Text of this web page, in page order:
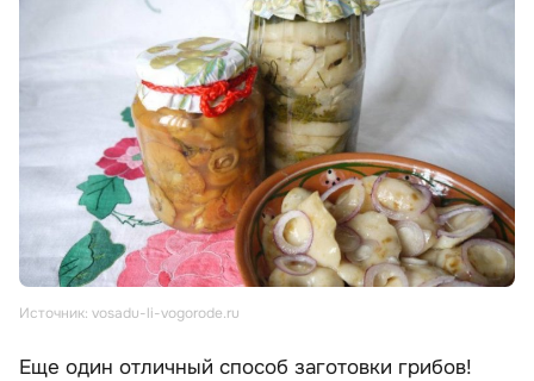
Источник: vosadu-li-vogorode.ru
Еще один отличный способ заготовки грибов!